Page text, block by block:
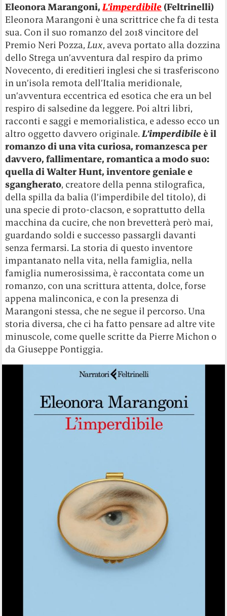
Eleonora Marangoni,L’imperdibile (Feltrinelli)
Eleonora Marangoni è una scrittrice che fa di testa
sua. Con il suo romanzo del 2018 vincitore del
Premio Neri Pozza,Lux, aveva portato alla dozzina
dello Strega un’avventura dal respiro da primo
Novecento, di ereditieri inglesi che si trasferiscono
in un’isola remota dell’Italia meridionale,
un’avventura eccentrica ed esotica che era un bel
respiro di salsedine da leggere. Poi altri libri,
racconti e saggi e memorialistica, e adesso ecco un
altro oggetto davvero originale.L’imperdibileè il
romanzo di una vita curiosa, romanzesca per
davvero, fallimentare, romantica a modo suo:
quella di Walter Hunt, inventore geniale e
sgangherato, creatore della penna stilografica,
della spilla da balia (l’imperdibile del titolo), di
una specie di proto-clacson, e soprattutto della
macchina da cucire, che non brevetterà però mai,
guardando soldi e successo passargli davanti
senza fermarsi. La storia di questo inventore
impantanato nella vita, nella famiglia, nella
famiglia numerosissima, è raccontata come un
romanzo, con una scrittura attenta, dolce, forse
appena malinconica, e con la presenza di
Marangoni stessa, che ne segue il percorso. Una
storia diversa, che ci ha fatto pensare ad altre vite
minuscole, come quelle scritte da Pierre Michon o
da Giuseppe Pontiggia.